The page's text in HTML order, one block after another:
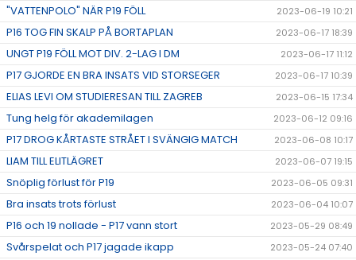
"VATTENPOLO" NÄR P19 FÖLL 2023-06-19 10:21
P16 TOG FIN SKALP PÅ BORTAPLAN 2023-06-17 18:39
UNGT P19 FÖLL MOT DIV. 2-LAG I DM 2023-06-17 11:12
P17 GJORDE EN BRA INSATS VID STORSEGER 2023-06-17 10:39
ELIAS LEVI OM STUDIERESAN TILL ZAGREB 2023-06-15 17:34
Tung helg för akademilagen 2023-06-12 09:16
P17 DROG KÅRTASTE STRÅET I SVÄNGIG MATCH 2023-06-08 10:17
LIAM TILL ELITLÄGRET 2023-06-07 19:15
Snöplig förlust för P19 2023-06-05 09:31
Bra insats trots förlust 2023-06-04 10:07
P16 och 19 nollade - P17 vann stort 2023-05-29 08:49
Svårspelat och P17 jagade ikapp 2023-05-24 07:40